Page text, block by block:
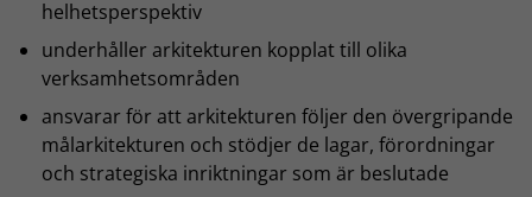
helhetsperspektiv
underhåller arkitekturen kopplat till olika
verksamhetsområden
ansvarar för att arkitekturen följer den övergripande
målarkitekturen och stödjer de lagar, förordningar
och strategiska inriktningar som är beslutade